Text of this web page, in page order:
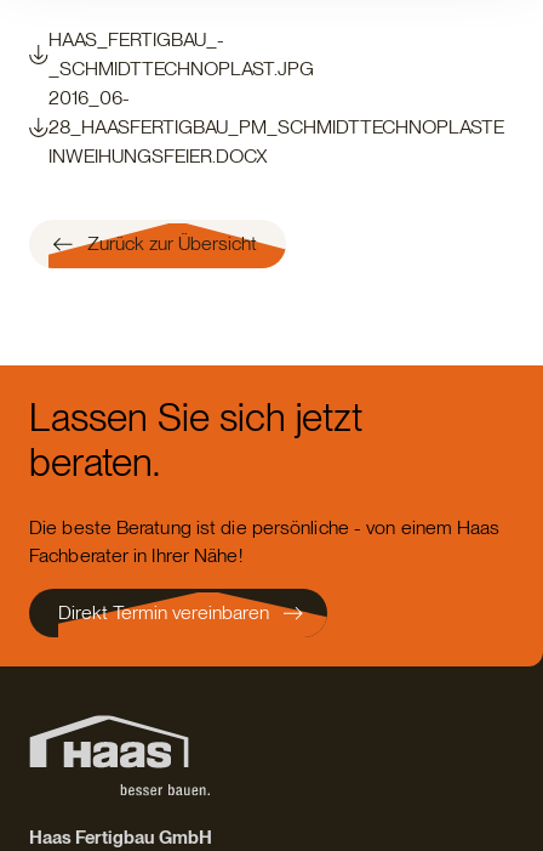
HAAS_FERTIGBAU_-
_SCHMIDTTECHNOPLAST.JPG
2016_06-
28_HAASFERTIGBAU_PM_SCHMIDTTECHNOPLASTE
INWEIHUNGSFEIER.DOCX
Zurück zur Übersicht
Lassen Sie sich jetzt
beraten.
Die beste Beratung ist die persönliche - von einem Haas
Fachberater in Ihrer Nähe!
Direkt Termin vereinbaren
Haas Fertigbau GmbH